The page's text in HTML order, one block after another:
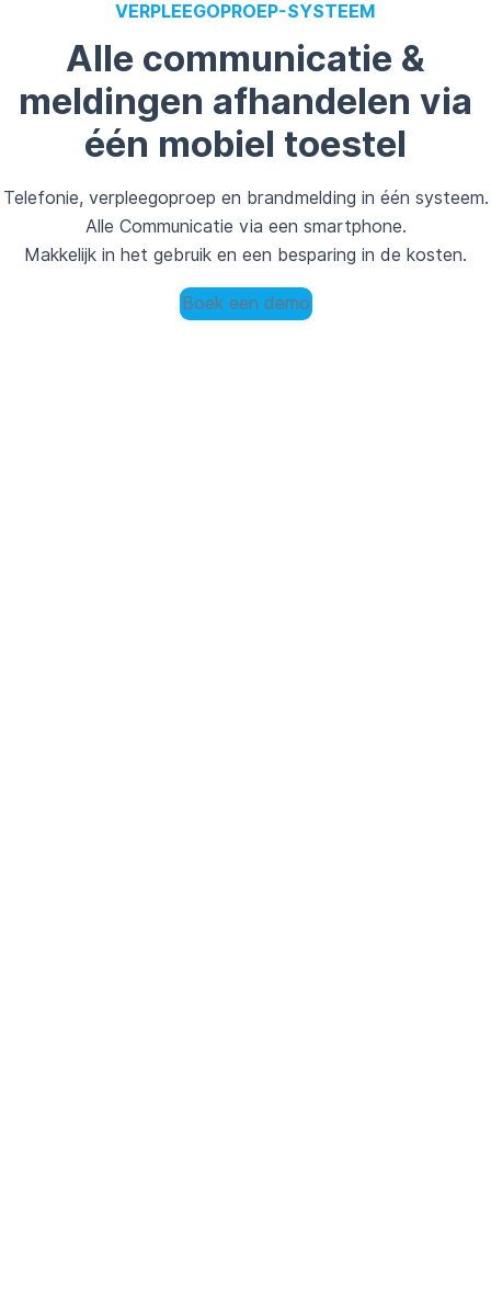
VERPLEEGOPROEP-SYSTEEM
Alle communicatie &
meldingen afhandelen via
één mobiel toestel
Telefonie, verpleegoproep en brandmelding in één systeem.
Alle Communicatie via een smartphone.
Makkelijk in het gebruik en een besparing in de kosten.
Boek een demo